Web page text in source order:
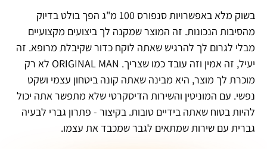
בשוק מלא באפשרויות סנפורס 100 מ"ג הפך בולט בדיוק
מהסיבות הנכונות. זה המוצר שמקנה לך ביצועים מקצועיים
מבלי לגרום לך להרגיש שאתה לוקח כדור שקיבלת מרופא. זה
יעיל, זה אמין וזה עובד כמו שצריך. ORIGINAL MAN לא רק
מוכרת לך מוצר, היא מבינה שאתה קונה ביטחון עצמי ושקט
נפשי. עם המוניטין והשירות הדיסקרטי שלא מתפשר אתה יכול
להיות בטוח שאתה בידיים טובות. בקיצור - פתרון גברי לבעיה
גברית עם שירות שמתאים לגבר שמכבד את עצמו.